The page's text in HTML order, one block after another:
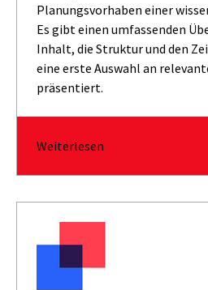
Planungsvorhaben einer
Es gibt einen umfassenden
Inhalt, die Struktur und den
eine erste Auswahl an
präsentiert.
Weiterlesen